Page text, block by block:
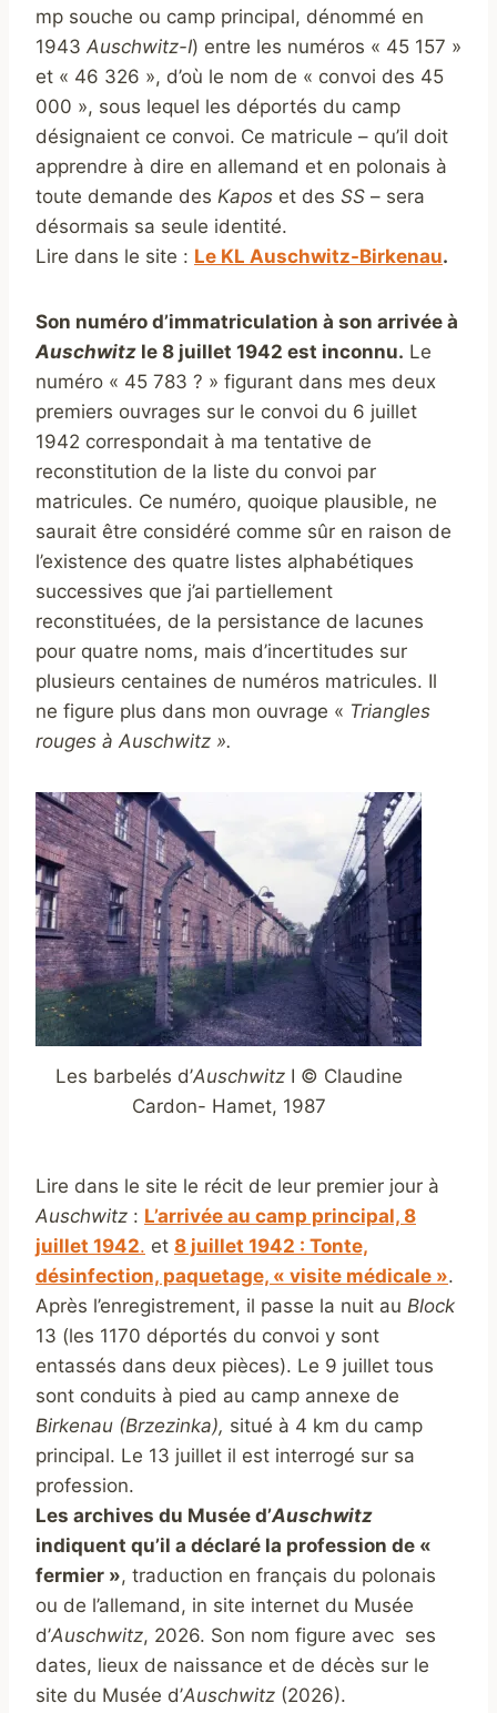
mp souche ou camp principal, dénommé en
1943 Auschwitz-I) entre les numéros « 45 157 »
et « 46 326 », d’où le nom de « convoi des 45
000 », sous lequel les déportés du camp
désignaient ce convoi. Ce matricule – qu’il doit
apprendre à dire en allemand et en polonais à
toute demande des Kapos et des SS – sera
désormais sa seule identité.
Lire dans le site : Le KL Auschwitz-Birkenau.
Son numéro d’immatriculation à son arrivée à
Auschwitz le 8 juillet 1942 est inconnu. Le
numéro « 45 783 ? » figurant dans mes deux
premiers ouvrages sur le convoi du 6 juillet
1942 correspondait à ma tentative de
reconstitution de la liste du convoi par
matricules. Ce numéro, quoique plausible, ne
saurait être considéré comme sûr en raison de
l’existence des quatre listes alphabétiques
successives que j’ai partiellement
reconstituées, de la persistance de lacunes
pour quatre noms, mais d’incertitudes sur
plusieurs centaines de numéros matricules. Il
ne figure plus dans mon ouvrage « Triangles
rouges à Auschwitz ».
Les barbelés d’AuschwitzI © Claudine
Cardon- Hamet, 1987
Lire dans le site le récit de leur premier jour à
Auschwitz : L’arrivée au camp principal, 8
juillet 1942. et 8 juillet 1942 : Tonte,
désinfection, paquetage, « visite médicale ».
Après l’enregistrement, il passe la nuit au Block
13 (les 1170 déportés du convoi y sont
entassés dans deux pièces). Le 9 juillet tous
sont conduits à pied au camp annexe de
Birkenau (Brzezinka), situé à 4 km du camp
principal. Le 13 juillet il est interrogé sur sa
profession.
Les archives du Musée d’Auschwitz
indiquent qu’il a déclaré la profession de «
fermier », traduction en français du polonais
ou de l’allemand, in site internet du Musée
d’Auschwitz, 2026. Son nom figure avec ses
dates, lieux de naissance et de décès sur le
site du Musée d’Auschwitz (2026).